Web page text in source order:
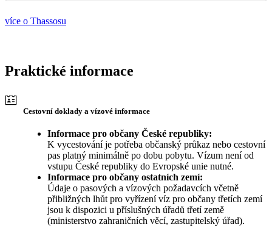
více o Thassosu
Praktické informace
Cestovní doklady a vízové informace
Informace pro občany České republiky:
K vycestování je potřeba občanský průkaz nebo cestovní
pas platný minimálně po dobu pobytu. Vízum není od
vstupu České republiky do Evropské unie nutné.
Informace pro občany ostatních zemí:
Údaje o pasových a vízových požadavcích včetně
přibližných lhůt pro vyřízení víz pro občany třetích zemí
jsou k dispozici u příslušných úřadů třetí země
(ministerstvo zahraničních věcí, zastupitelský úřad).